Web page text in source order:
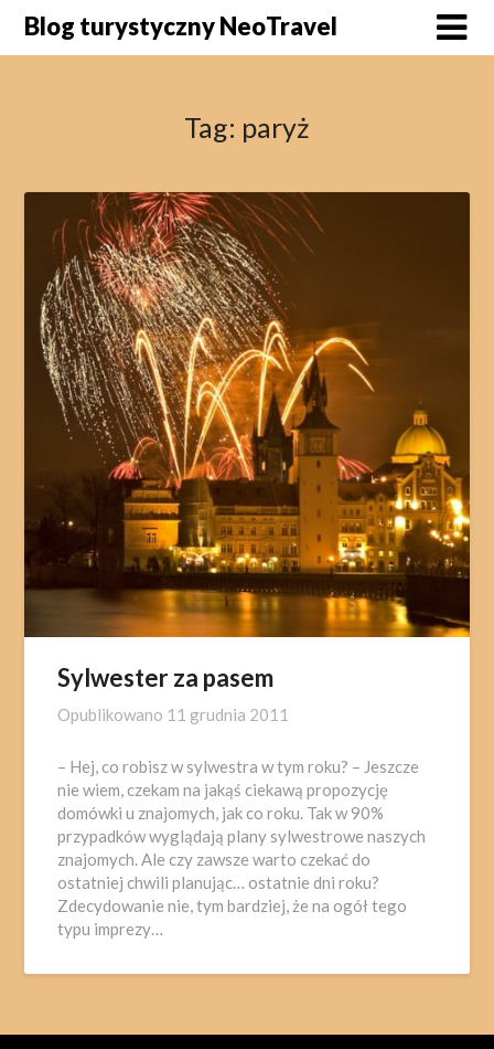
SkipBlog turystyczny NeoTravel
Tag: paryż
Sylwester za pasem
Opublikowano 11 grudnia 2011
– Hej, co robisz w sylwestra w tym roku? – Jeszcze
nie wiem, czekam na jakąś ciekawą propozycję
domówki u znajomych, jak co roku. Tak w 90%
przypadków wyglądają plany sylwestrowe naszych
znajomych. Ale czy zawsze warto czekać do
ostatniej chwili planując… ostatnie dni roku?
Zdecydowanie nie, tym bardziej, że na ogół tego
typu imprezy…